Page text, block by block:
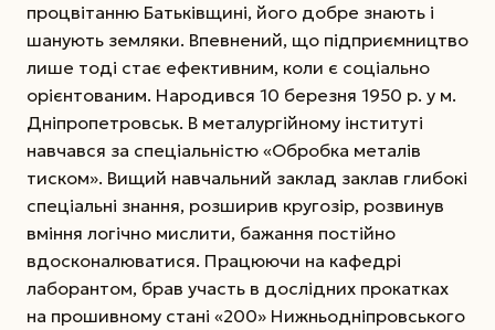
процвітанню Батьківщині, його добре знають і
шанують земляки. Впевнений, що підприємництво
лише тоді стає ефективним, коли є соціально
орієнтованим. Народився 10 березня 1950 р. у м.
Дніпропетровськ. В металургійному інституті
навчався за спеціальністю «Обробка металів
тиском». Вищий навчальний заклад заклав глибокі
спеціальні знання, розширив кругозір, розвинув
вміння логічно мислити, бажання постійно
вдосконалюватися. Працюючи на кафедрі
лаборантом, брав участь в дослідних прокатках
на прошивному стані «200» Ниж­ньодніпровського